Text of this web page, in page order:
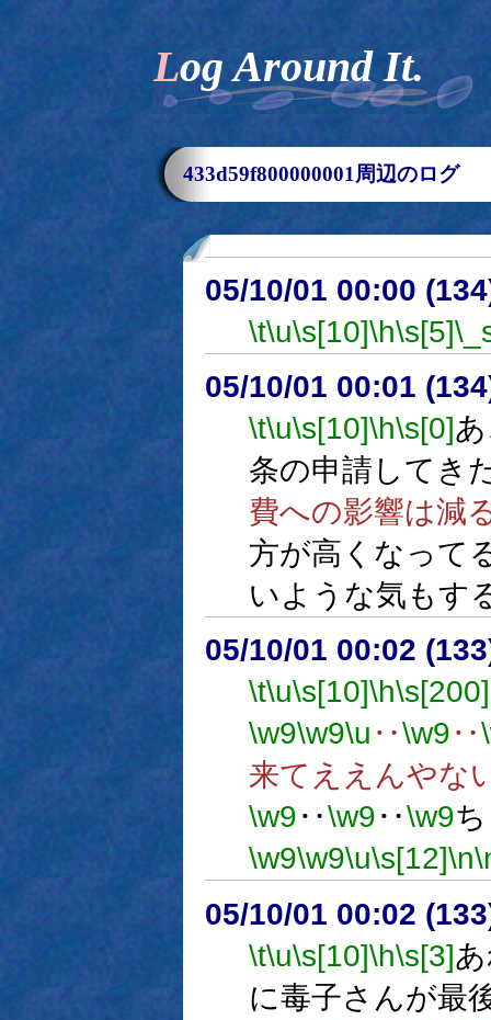
Log Around It.
433d59f800000001周辺のログ
05/10/01 00:00
\t\u\s[10]\h\s[5]
05/10/01 00:01
\t\u\s[10]\h\s[0]
条の申請してき
費への影響は減
方が高くなって
いような気もす
05/10/01 00:02
\t\u\s[10]\h\s[200]
\w9\w9\u ‥\w9‥
来てええんやな
\w9‥\w9‥\w9
\w9\w9\u\s[12]\n
05/10/01 00:02
\t\u\s[10]\h\s[3]
に毒子さんが最